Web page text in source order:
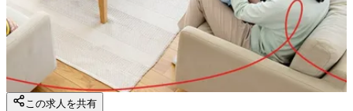
この求人を共有